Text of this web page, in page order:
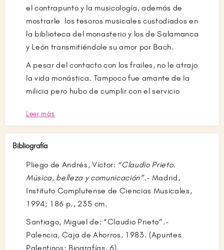
el contrapunto y la musicología, además de
mostrarle los tesoros musicales custodiados en
la biblioteca del monasterio y los de Salamanca
y León transmitiéndole su amor por Bach.
A pesar del contacto con los frailes, no le atrajo
la vida monástica. Tampoco fue amante de la
milicia pero hubo de cumplir con el servicio
posibilidad de ampliar estudios musicales en
Guzmán Ricis, ingresó en 1954, con veinte
de Villaverde dirigida por el capitán Ricardo
Dorado, del que recibió clases, completando
los estudios de dirección, composición,
orquestación e instrumentación. Durante ese
periodo fueron constantes las adaptaciones y
arreglos que realizó para banda de multitud de
sinfonías. Pero las circunstancias exigían
Leer más
Bibliografía
Pliego de Andrés, Víctor: “Claudio Prieto.
Música, belleza y comunicación”.- Madrid,
Instituto Complutense de Ciencias Musicales,
1994; 186 p., 23´5 cm.
Santiago, Miguel de: “Claudio Prieto”.-
Palencia, Caja de Ahorros, 1983. (Apuntes
Palentinos; Biografías, 6).